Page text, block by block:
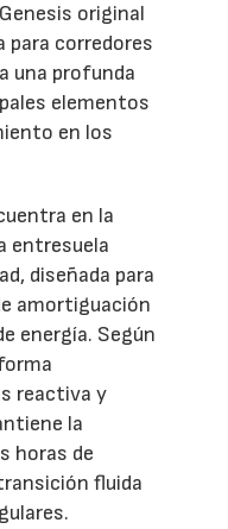
original
para corredores
una profunda
elementos
en los
en la
entresuela
diseñada para
amortiguación
energía. Según
reactiva y
la
horas de
fluida